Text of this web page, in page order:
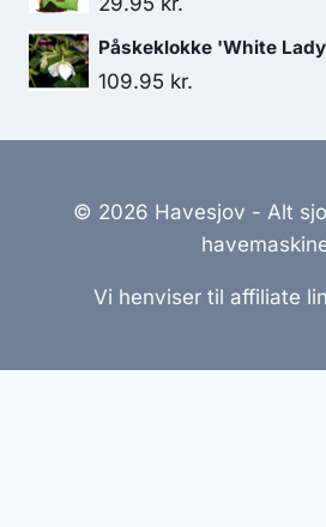
Påskeklokke 'White
109.95 kr.
© 2026 Havesjov - Alt
Vi henviser til affiliate